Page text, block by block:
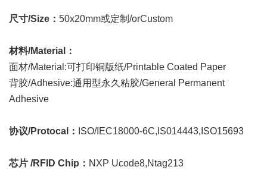
尺寸/Size： 50x20mm或定制/orCustom
材料/Material：
面材/Material:可打印铜版纸/Printable Coated Paper
背胶/Adhesive:通用型永久粘胶/General Permanent
Adhesive
协议/Protocal： ISO/IEC18000-6C,IS014443,ISO15693
芯片 /RFID Chip： NXP Ucode8,Ntag213